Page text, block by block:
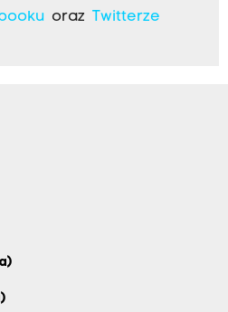
oraz Twitterze